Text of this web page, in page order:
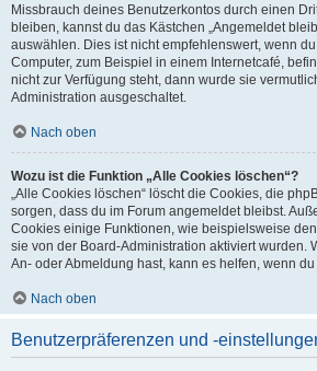
Missbrauch deines Benutzerkontos durch einen
bleiben, kannst du das Kästchen „Angemeldet
auswählen. Dies ist nicht empfehlenswert, wenn
Computer, zum Beispiel in einem Internetcafé,
nicht zur Verfügung steht, dann wurde sie
Administration ausgeschaltet.
Nach oben
Wozu ist die Funktion „Alle Cookies löschen“?
„Alle Cookies löschen“ löscht die Cookies, die
sorgen, dass du im Forum angemeldet bleibst.
Cookies einige Funktionen, wie beispielsweise den
sie von der Board-Administration aktiviert wurden.
An- oder Abmeldung hast, kann es helfen, wenn
Nach oben
Benutzerpräferenzen und -